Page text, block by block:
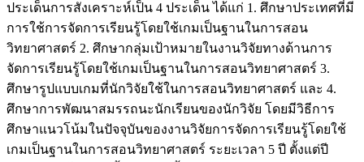
ประเด็นการสังเคราะห์เป็น 4 ประเด็น ได้แก่ 1. ศึกษาประเทศที่มี
การใช้การจัดการเรียนรู้โดยใช้เกมเป็นฐานในการสอน
วิทยาศาสตร์ 2. ศึกษากลุ่มเป้าหมายในงานวิจัยทางด้านการ
จัดการเรียนรู้โดยใช้เกมเป็นฐานในการสอนวิทยาศาสตร์ 3.
ศึกษารูปแบบเกมที่นักวิจัยใช้ในการสอนวิทยาศาสตร์ และ 4.
ศึกษาการพัฒนาสมรรถนะนักเรียนของนักวิจัย โดยมีวิธีการ
ศึกษาแนวโน้มในปัจจุบันของงานวิจัยการจัดการเรียนรู้โดยใช้
เกมเป็นฐานในการสอนวิทยาศาสตร์ ระยะเวลา 5 ปี ตั้งแต่ปี